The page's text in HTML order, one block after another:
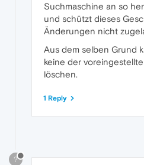
Suchmaschine an so
und schützt dieses
Änderungen nicht
Aus dem selben Grund
keine der
löschen.
1 Reply
?